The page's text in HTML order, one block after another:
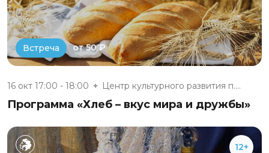
Встреча от 50 ₽
16 окт 17:00 - 18:00 Центр культурного развития п....
Программа «Хлеб – вкус мира и дружбы»
12+